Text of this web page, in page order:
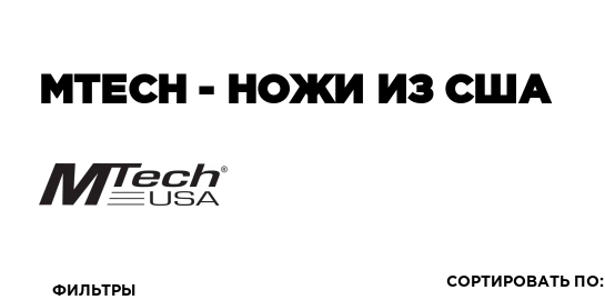
MTECH - НОЖИ ИЗ США
ФИЛЬТРЫ
СОРТИРОВАТЬ ПО: